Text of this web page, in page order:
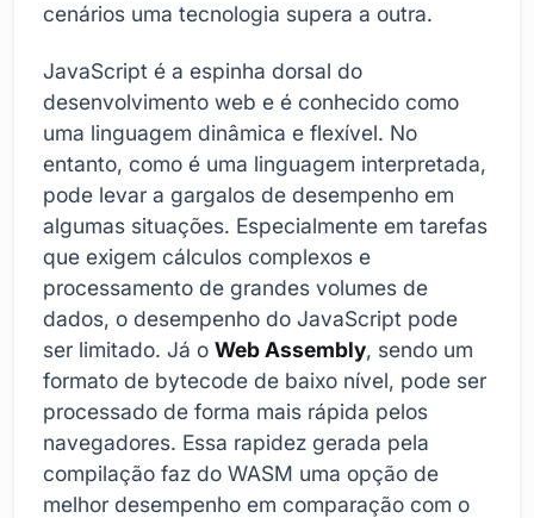
cenários uma tecnologia supera a outra.
JavaScript é a espinha dorsal do
desenvolvimento web e é conhecido como
uma linguagem dinâmica e flexível. No
entanto, como é uma linguagem interpretada,
pode levar a gargalos de desempenho em
algumas situações. Especialmente em tarefas
que exigem cálculos complexos e
processamento de grandes volumes de
dados, o desempenho do JavaScript pode
ser limitado. Já o Web Assembly, sendo um
formato de bytecode de baixo nível, pode ser
processado de forma mais rápida pelos
navegadores. Essa rapidez gerada pela
compilação faz do WASM uma opção de
melhor desempenho em comparação com o